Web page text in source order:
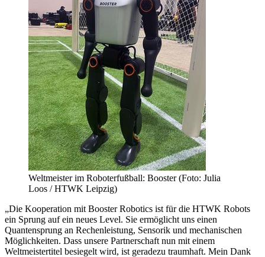
Weltmeister im Roboterfußball: Booster (Foto: Julia
Loos / HTWK Leipzig)
„Die Kooperation mit Booster Robotics ist für die HTWK Robots
ein Sprung auf ein neues Level. Sie ermöglicht uns einen
Quantensprung an Rechenleistung, Sensorik und mechanischen
Möglichkeiten. Dass unsere Partnerschaft nun mit einem
Weltmeistertitel besiegelt wird, ist geradezu traumhaft. Mein Dank